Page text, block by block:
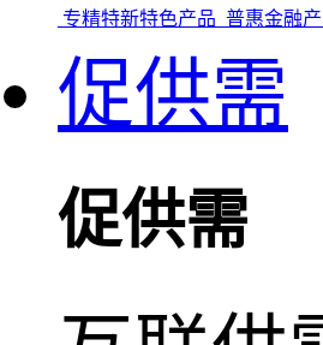
专精特新特色产品 普惠金融
促供需
促供需